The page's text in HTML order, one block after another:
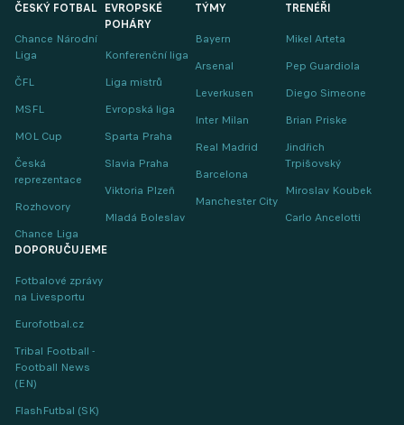
ČESKÝ FOTBAL
Chance Národní
Liga
ČFL
MSFL
MOL Cup
Česká
reprezentace
Rozhovory
Chance Liga
EVROPSKÉ
POHÁRY
Konferenční liga
Liga mistrů
Evropská liga
Sparta Praha
Slavia Praha
Viktoria Plzeň
Mladá Boleslav
TÝMY
Bayern
Arsenal
Leverkusen
Inter Milan
Real Madrid
Barcelona
Manchester City
TRENÉŘI
Mikel Arteta
Pep Guardiola
Diego Simeone
Brian Priske
Jindřich
Trpišovský
Miroslav Koubek
Carlo Ancelotti
DOPORUČUJEME
Fotbalové zprávy
na Livesportu
Eurofotbal.cz
Tribal Football -
Football News
(EN)
FlashFutbal (SK)